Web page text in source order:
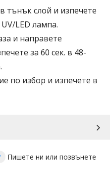
тънък слой и изпечете
LED лампа.
и направете
за 60 сек. в 48-
по избор и изпечете в
Пишете ни или позвънете